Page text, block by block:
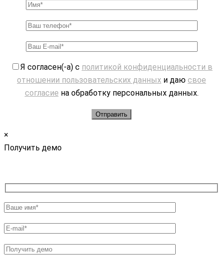
Я согласен(-а) с политикой конфиденциальности в
отношении пользовательских данных и даю свое
согласие на обработку персональных данных.
×
Получить демо